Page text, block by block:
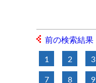
前の検索結果
1 2 3
7 8 9